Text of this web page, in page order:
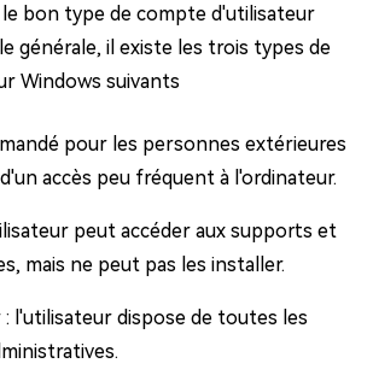
le bon type de compte d'utilisateur
générale, il existe les trois types de
Windows suivants
pour les personnes extérieures
accès peu fréquent à l'ordinateur.
peut accéder aux supports et
mais ne peut pas les installer.
l'utilisateur dispose de toutes les